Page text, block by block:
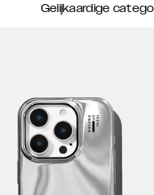
Gelijkaardige